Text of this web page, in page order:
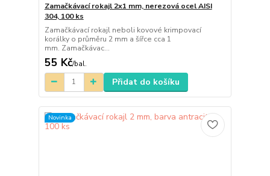
Zamačkávací rokajl 2x1 mm, nerezová ocel AISI
304, 100 ks
Zamačkávací rokajl neboli kovové krimpovací
korálky o průměru 2 mm a šířce cca 1
mm. Zamačkávac...
55 Kč/bal.
Přidat do košíku
Novinka